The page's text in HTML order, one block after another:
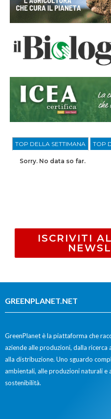
TOP DELLA SETTIMANA TOP
Sorry. No data so far.
ISCRIVITI
GREENPLANET.NET
GreenPlanet è la piattaforma che
aziende alle produzioni, dalla
alla distribuzione. Uno sguardo
ambientali, alle produzioni naturali e
sostenibilità.